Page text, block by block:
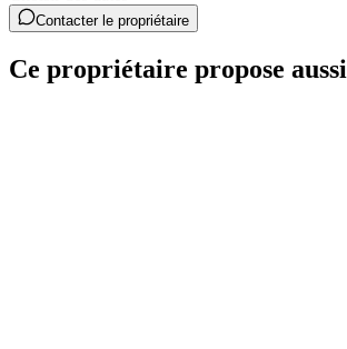
Contacter le propriétaire
Ce propriétaire propose aussi